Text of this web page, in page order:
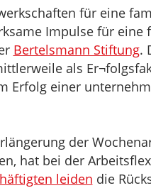
für eine
Impulse für
Bertelsmann Stiftung.
als
Erfolg einer
der
hat bei der
leiden die